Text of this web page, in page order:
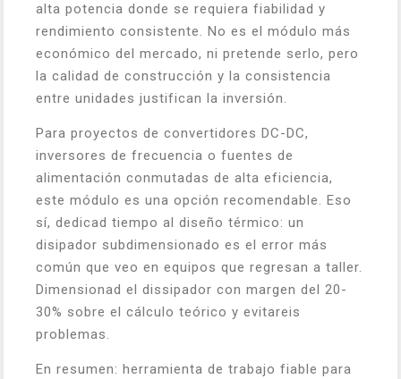
alta potencia donde se requiera fiabilidad y
rendimiento consistente. No es el módulo más
económico del mercado, ni pretende serlo, pero
la calidad de construcción y la consistencia
entre unidades justifican la inversión.
Para proyectos de convertidores DC-DC,
inversores de frecuencia o fuentes de
alimentación conmutadas de alta eficiencia,
este módulo es una opción recomendable. Eso
sí, dedicad tiempo al diseño térmico: un
disipador subdimensionado es el error más
común que veo en equipos que regresan a taller.
Dimensionad el dissipador con margen del 20-
30% sobre el cálculo teórico y evitareis
problemas.
En resumen: herramienta de trabajo fiable para